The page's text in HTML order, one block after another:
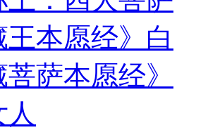
王本愿经》白
菩萨本愿经》